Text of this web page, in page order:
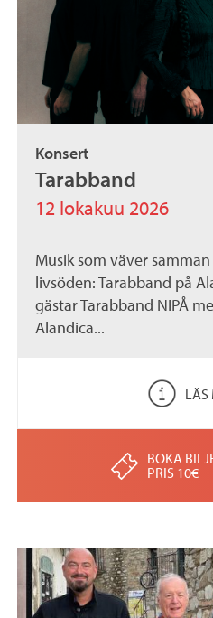
Konsert
Tarabband
12 lokakuu 2026
Musik som väver
livsöden: Tarabband på
gästar Tarabband NIPÅ
Alandica...
LÄS
BOKA
PRIS 10€